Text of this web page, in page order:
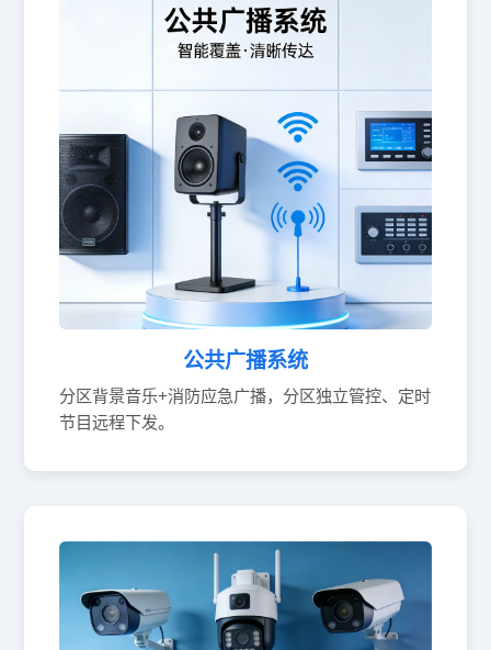
公共广播系统
分区背景音乐+消防应急广播，分区独立管控、定时
节目远程下发。